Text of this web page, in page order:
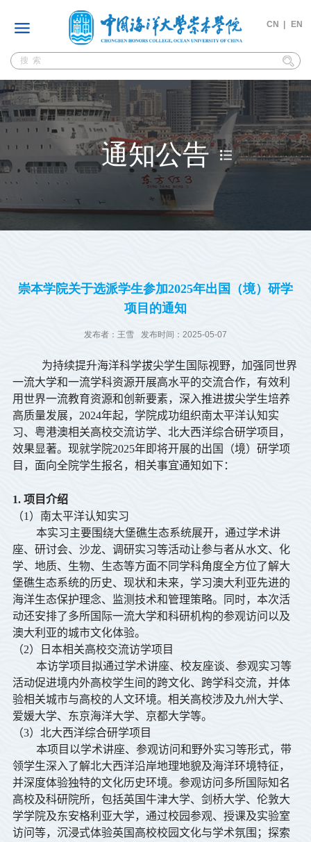
CN | EN
通知公告
崇本学院关于选派学生参加2025年出国（境）研学
项目的通知
发布者：王雪 发布时间：2025-05-07
为持续提升海洋科学拔尖学生国际视野，加强同世界
一流大学和一流学科资源开展高水平的交流合作，有效利
用世界一流教育资源和创新要素，深入推进拔尖学生培养
高质量发展， 2024年起，学院成功组织南太平洋认知实
习、粤港澳相关高校交流访学、北大西洋综合研学项目，
效果显著。现就学院2025年即将开展的出国（境）研学项
目，面向全院学生报名，相关事宜通知如下：
1. 项目介绍
（1）南太平洋认知实习
本实习主要围绕大堡礁生态系统展开，通过学术讲
座、研讨会、沙龙、调研实习等活动让参与者从水文、化
学、地质、生物、生态等方面不同学科角度全方位了解大
堡礁生态系统的历史、现状和未来，学习澳大利亚先进的
海洋生态保护理念、监测技术和管理策略。同时，本次活
动还安排了多所国际一流大学和科研机构的参观访问以及
澳大利亚的城市文化体验。
（2）日本相关高校交流访学项目
本访学项目拟通过学术讲座、校友座谈、参观实习等
活动促进境内外高校学生间的跨文化、跨学科交流，并体
验相关城市与高校的人文环境。相关高校涉及九州大学、
爱媛大学、东京海洋大学、京都大学等。
（3）北大西洋综合研学项目
本项目以学术讲座、参观访问和野外实习等形式，带
领学生深入了解北大西洋沿岸地理地貌及海洋环境特征，
并深度体验独特的文化历史环境。参观访问多所国际知名
高校及科研院所，包括英国牛津大学、剑桥大学、伦敦大
学学院及东安格利亚大学，通过校园参观、授课及实验室
访问等，沉浸式体验英国高校校园文化与学术氛围；探索